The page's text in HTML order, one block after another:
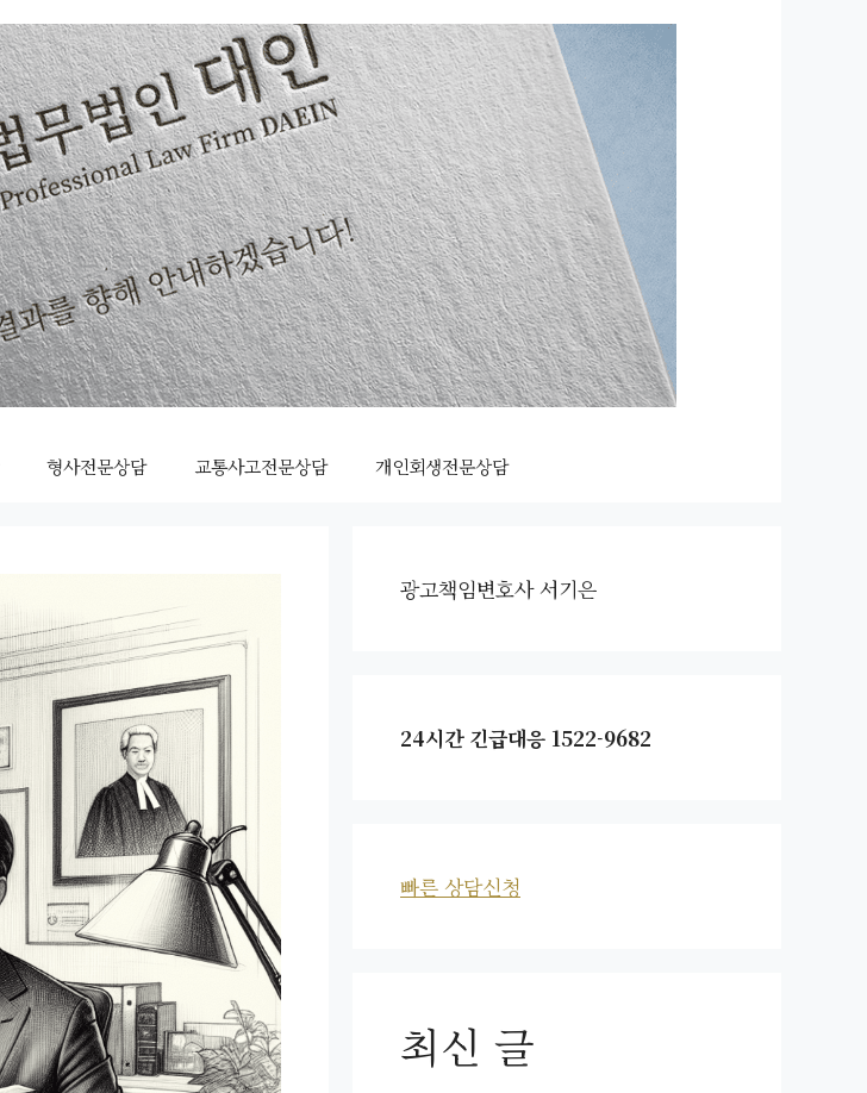
형사전문상담 교통사고전문상담 개인회생전문상담
광고책임변호사 서기은
24시간 긴급대응 1522-9682
빠른 상담신청
최신 글